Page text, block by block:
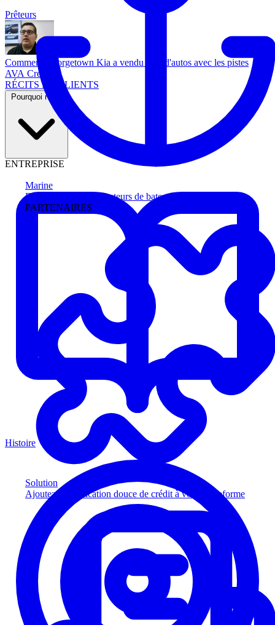
Marine
Faites avancer les acheteurs de bateau
PARTENAIRES
Solution
Ajoutez la vérification douce de crédit à votre plateforme
Prêteurs
Comment Georgetown Kia a vendu plus d'autos avec les pistes
AVA Credit
RÉCITS DE CLIENTS
Pourquoi nous
ENTREPRISE
Histoire